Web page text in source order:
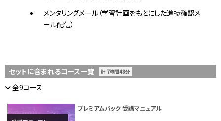
メンタリングメール（学習計画をもとにした進捗確認メ
ール配信）
セットに含まれるコース一覧 計 7時間48分
全9コース
プレミアムパック 受講マニュアル